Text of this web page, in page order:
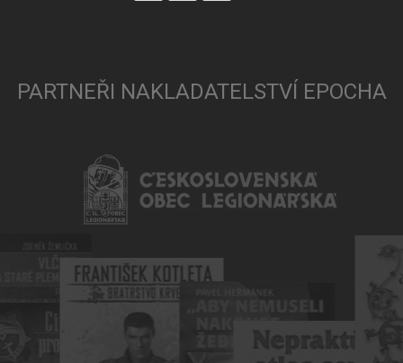
PARTNEŘI NAKLADATELSTVÍ EPOCHA